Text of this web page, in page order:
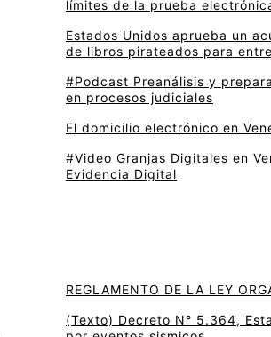
límites de la prueba
Estados Unidos aprueba un
de libros pirateados para
#Podcast Preanálisis y
en procesos judiciales
El domicilio electrónico en
#Video Granjas Digitales en
Evidencia Digital
REGLAMENTO DE LA LEY
(Texto) Decreto N° 5.364,